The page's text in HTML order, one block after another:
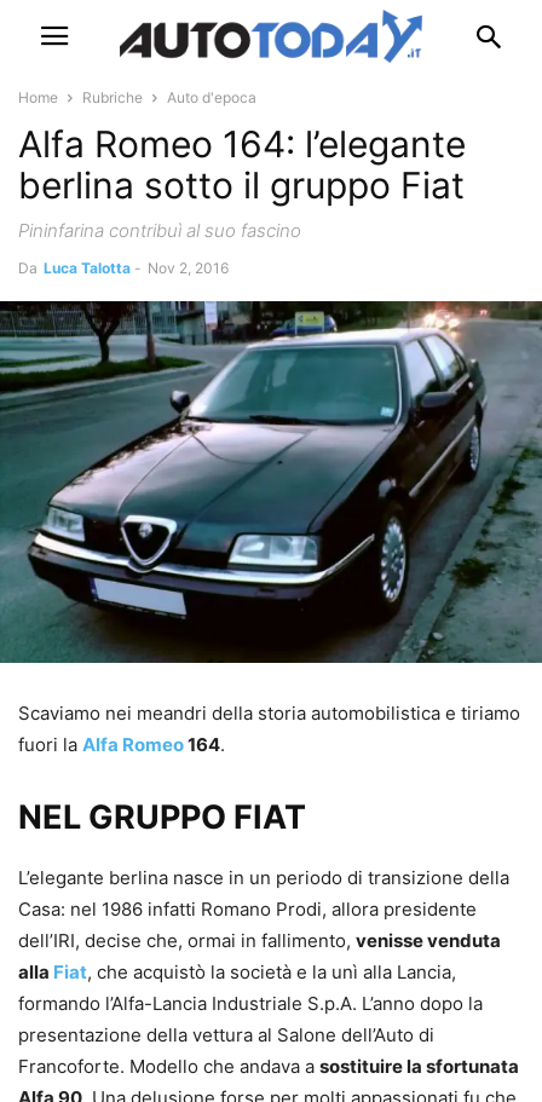
Home Rubriche Auto d'epoca
Alfa Romeo 164: l’elegante
berlina sotto il gruppo Fiat
Pininfarina contribuì al suo fascino
Da Luca Talotta - Nov 2, 2016
Scaviamo nei meandri della storia automobilistica e tiriamo
fuori la Alfa Romeo164.
NEL GRUPPO FIAT
L’elegante berlina nasce in un periodo di transizione della
Casa: nel 1986 infatti Romano Prodi, allora presidente
dell’IRI, decise che, ormai in fallimento, venisse venduta
alla Fiat, che acquistò la società e la unì alla Lancia,
formando l’Alfa-Lancia Industriale S.p.A. L’anno dopo la
presentazione della vettura al Salone dell’Auto di
Francoforte. Modello che andava a sostituire la sfortunata
Alfa 90. Una delusione forse per molti appassionati fu che